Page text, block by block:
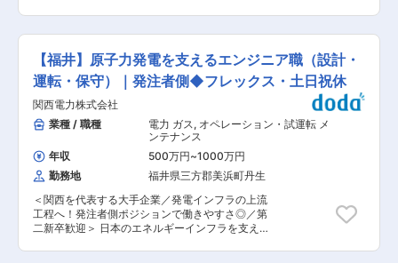
す。 プロフェッショナル職は、現場第一線で経験
を積みながら、「設備のプロ」として専門性を高
めていくキャリアです。 ■業務概要 具体的に
は、発電所（土木設備）に関わる以下の業務を担
います。 ・発電所や変電所などの土木設備の計
画、設計、仕様検討 ・工事発注、施工会社との調
整・手配 ・現場における工事監理、進捗・安全・
品質管理 ・現場第一線での土木工作物（トンネ
ル、橋梁、ダム、海洋構造物等）の設計・建設支
援 ・長期的な修繕・更新計画の策定 ※単なる施工
管理ではなく、「つくる・守る・改善する」すべ
てに関わる現場中核ポジションです。 ■このポジ
ションの魅力 ・発注者側でありながら、現場に深
く入り込める環境 ・トンネル／ダム／発電設備な
ど…スケールの大きい構造物に関われる ・3万人
規模×売上4兆円企業で安定しながら技術力を磨け
【福井】原子力発電を支えるエンジニア職（設計・
運転・保守）｜発注者側◆フレックス・土日祝休
関西電力株式会社
業種 / 職種
電力 ガス, オペレーション・試運転 メ
ンテナンス
年収
500万円~1000万円
勤務地
福井県三方郡美浜町丹生
＜関西を代表する大手企業／発電インフラの上流
工程へ！発注者側ポジションで働きやすさ◎／第
二新卒歓迎＞ 日本のエネルギーインフラを支える